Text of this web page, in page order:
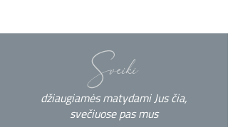
Sveiki
džiaugiamės matydami Jus čia,
svečiuose pas mus